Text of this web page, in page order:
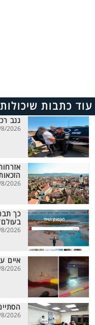
עוד כתבות
גנב
6/8/2026 פלאשנט חוק
5/8/2026 פלאשנט
כך
5/8/2026 פלאשנט
איים
3/8/2026 פלאשנט חוק
1/8/2026 פלאשנט